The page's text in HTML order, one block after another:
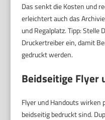
Das senkt die Kosten und
erleichtert auch das
und Regalplatz. Tipp: Stelle
Druckertreiber ein, damit
gedruckt werden.
Beidseitige Flyer
Flyer und Handouts wirken
beidseitig bedruckt sind.